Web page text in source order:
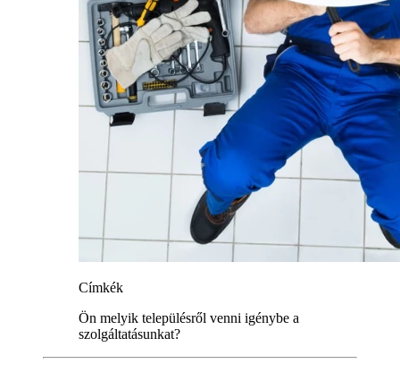
Címkék
Ön melyik településről venni igénybe a
szolgáltatásunkat?